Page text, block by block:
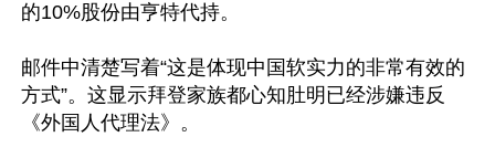
的10%股份由亨特代持。
邮件中清楚写着“这是体现中国软实力的非常有效的
方式”。这显示拜登家族都心知肚明已经涉嫌违反
《外国人代理法》。